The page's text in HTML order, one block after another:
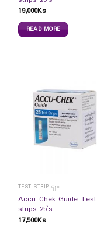
19,000Ks
READ MORE
TEST STRIP များ
Accu-Chek Guide Test
strips 25`s
17,500Ks